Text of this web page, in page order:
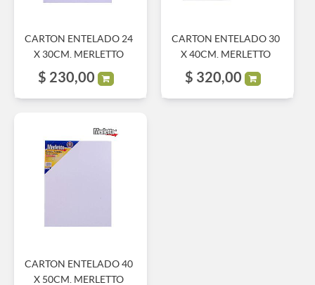
CARTON ENTELADO 24
X 30CM. MERLETTO
$ 230,00
CARTON ENTELADO 30
X 40CM. MERLETTO
$ 320,00
CARTON ENTELADO 40
X 50CM. MERLETTO